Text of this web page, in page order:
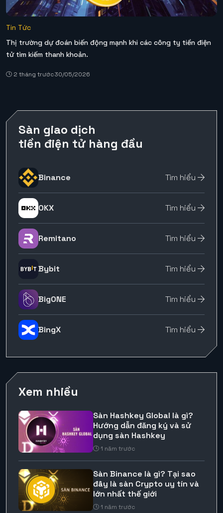
Tin Tức
Thị trường dự đoán biến động mạnh khi các công ty tiền điện
tử tìm kiếm thanh khoản.
2 tháng trước30/05/2026
Sàn giao dịch
tiền điện tử hàng đầu
Binance Tìm hiểu
OKX Tìm hiểu
Remitano Tìm hiểu
Bybit Tìm hiểu
BigONE Tìm hiểu
BingX Tìm hiểu
Xem nhiều
Sàn Hashkey Global là gì?
Hướng dẫn đăng ký và sử
dụng sàn Hashkey
1 năm trước
Sàn Binance là gì? Tại sao
đây là sàn Crypto uy tín và
lớn nhất thế giới
1 năm trước